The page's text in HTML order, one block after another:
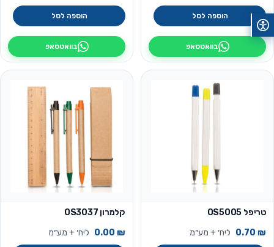
הוספה לסל
בוואטסאפ
הוספה לסל
בוואטסאפ
טריפל OS5005
0.70 ₪ ליח׳ + מע״מ
קלמרון OS3037
0.00 ₪ ליח׳ + מע״מ